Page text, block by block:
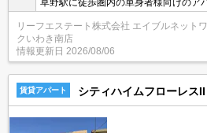
草野駅に徒歩圏内の単身者様向けのア
ング上位のインターネット無料は標準
コンロも備え付けの為、急な転勤でも
リーフエステート株式会社 エイブルネット
クいわき南店
情報更新日 2026/08/06
賃貸アパート シティハイムフローレスII